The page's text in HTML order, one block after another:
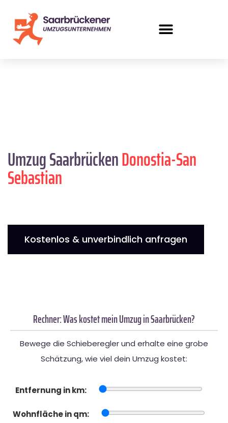
Umzug SaarbrückenDonostia-San
Sebastian
Kostenlos & unverbindlich anfragen
Rechner: Was kostet mein Umzug in Saarbrücken?
Bewege die Schieberegler und erhalte eine grobe
Schätzung, wie viel dein Umzug kostet:
Entfernung in km:
Wohnfläche in qm: